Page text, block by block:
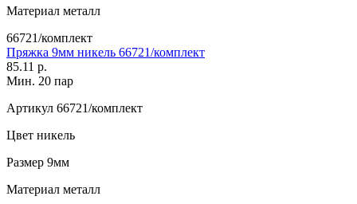
Материал металл
66721/комплект
Пряжка 9мм никель 66721/комплект
85.11 р.
Мин. 20 пар
Артикул 66721/комплект
Цвет никель
Размер 9мм
Материал металл